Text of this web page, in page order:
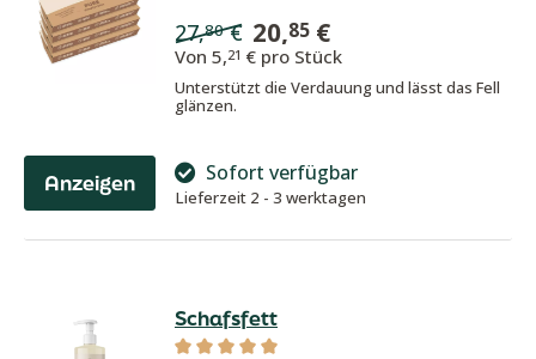
Anzeigen
20,85 €
27,80€
Von 5,21 € pro Stück
Unterstützt die Verdauung und lässt das Fell
glänzen.
Sofort verfügbar
Lieferzeit 2 - 3 werktagen
Schafsfett